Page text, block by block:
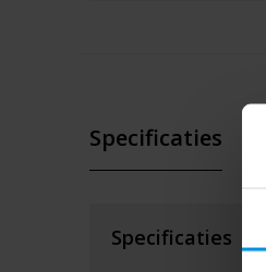
Specificaties
Specificaties